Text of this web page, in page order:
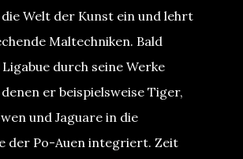
Welt der Kunst ein und lehrt
Maltechniken. Bald
durch seine Werke
er beispielsweise Tiger,
und Jaguare in die
der Po-Auen integriert. Zeit